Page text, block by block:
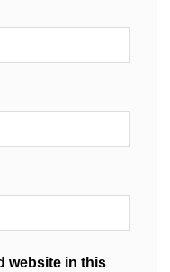
website in this